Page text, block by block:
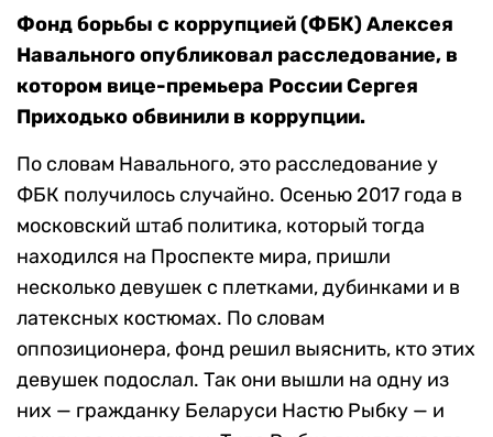
Фонд борьбы с коррупцией (ФБК) Алексея
Навального опубликовал расследование, в
котором вице-премьера России Сергея
Приходько обвинили в коррупции.
По словам Навального, это расследование у
ФБК получилось случайно. Осенью 2017 года в
московский штаб политика, который тогда
находился на Проспекте мира, пришли
несколько девушек с плетками, дубинками и в
латексных костюмах. По словам
оппозиционера, фонд решил выяснить, кто этих
девушек подослал. Так они вышли на одну из
них — гражданку Беларуси Настю Рыбку — и